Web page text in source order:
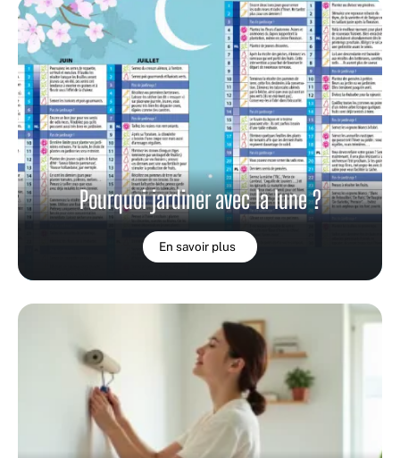
Pourquoi jardiner avec la lune ?
En savoir plus